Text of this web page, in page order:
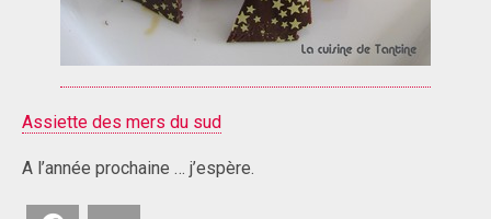
Assiette des mers du sud
A l’année prochaine … j’espère.